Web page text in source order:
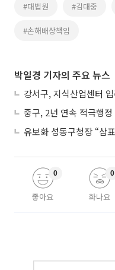
#대법원 #김대중
#손해배상책임
박일경 기자의 주요 뉴스
좋아요
0
화나요
0